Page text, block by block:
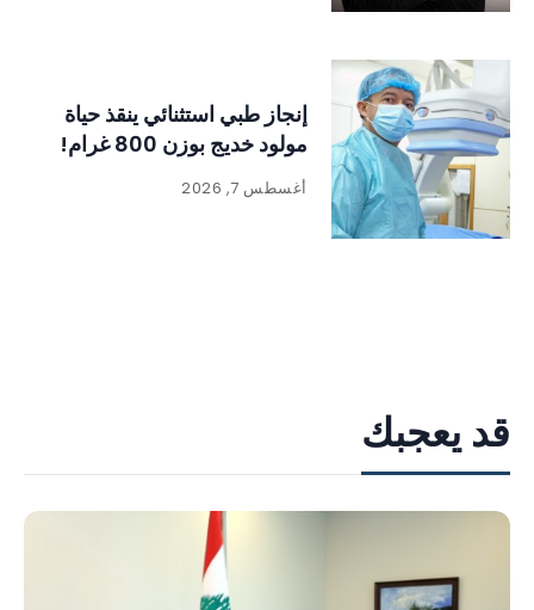
إنجاز طبي استثنائي ينقذ حياة
مولود خديج بوزن 800 غرام!
أغسطس 7, 2026
قد يعجبك